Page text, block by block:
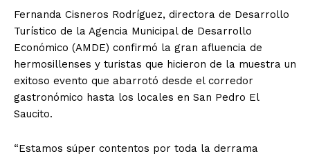
Fernanda Cisneros Rodríguez, directora de Desarrollo
Turístico de la Agencia Municipal de Desarrollo
Económico (AMDE) confirmó la gran afluencia de
hermosillenses y turistas que hicieron de la muestra un
exitoso evento que abarrotó desde el corredor
gastronómico hasta los locales en San Pedro El
Saucito.
“Estamos súper contentos por toda la derrama